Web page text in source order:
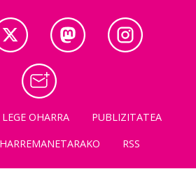
LEGE OHARRA
PUBLIZITATEA
HARREMANETARAKO RSS